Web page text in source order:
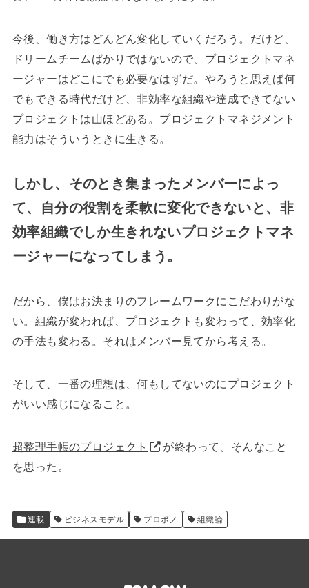
今後、働き方はどんどん変化していくだろう。だけど、
ドリームチームばかりではないので、プロジェクトマネ
ージャーはどこにでも必要なはずだ。やろうと思えば何
でもできる時代だけど、非効率な組織や達成できてない
プロジェクトは山ほどある。プロジェクトマネジメント
能力はそういうときに生きる。
しかし、そのとき集まったメンバーによっ
て、自分の役割を柔軟に変化できないと、非
効率組織でしか生きれないプロジェクトマネ
ージャーになってしまう。
だから、僕はお決まりのフレームワークにこだわりがな
い。組織が変われば、プロジェクトも変わって、効率化
の手法も変わる。それはメンバー見てから考える。
そして、一番の理想は、何もしてないのにプロジェクト
がいい感じになること。
超整理手帳のプロジェクト
が終わって、そんなこと
を思った。
連載 ビジネスモデル プロボノ 組織論